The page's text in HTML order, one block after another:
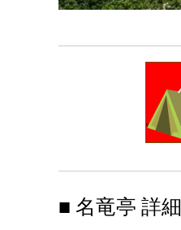
■ 名竜亭 詳細